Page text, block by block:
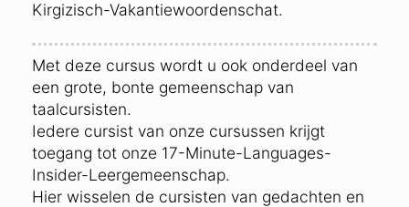
Kirgizisch-Vakantiewoordenschat.
Met deze cursus wordt u ook onderdeel van
een grote, bonte gemeenschap van
taalcursisten.
Iedere cursist van onze cursussen krijgt
toegang tot onze 17-Minute-Languages-
Insider-Leergemeenschap.
Hier wisselen de cursisten van gedachten en